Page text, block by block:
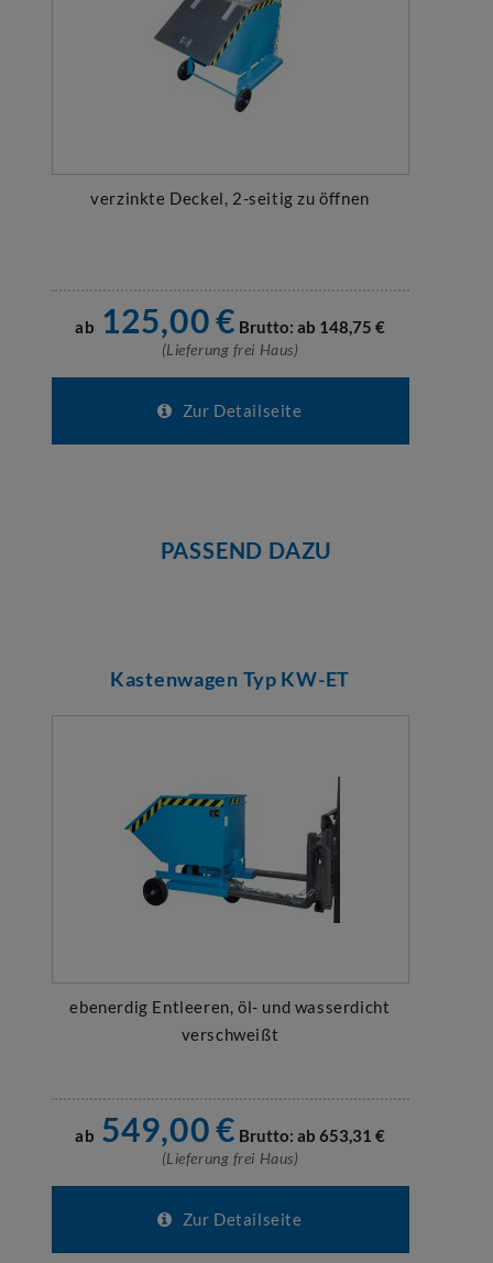
verzinkte Deckel, 2-seitig zu öffnen
ab 125,00€ Brutto: ab 148,75 €
(Lieferung frei Haus)
Zur Detailseite
PASSEND DAZU
Kastenwagen Typ KW-ET
ebenerdig Entleeren, öl- und wasserdicht
verschweißt
ab 549,00€ Brutto: ab 653,31 €
(Lieferung frei Haus)
Zur Detailseite